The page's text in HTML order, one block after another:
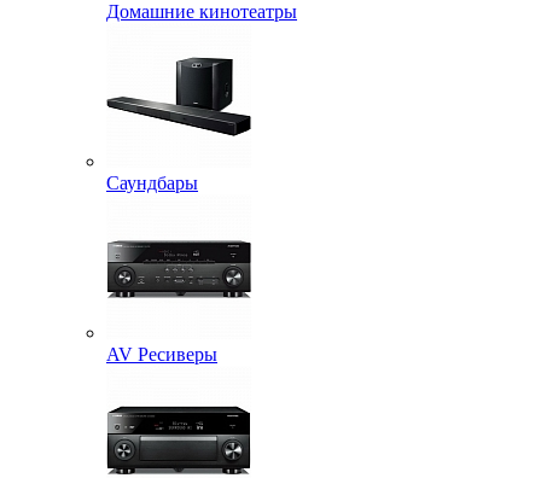
Домашние кинотеатры
Саундбары
AV Ресиверы